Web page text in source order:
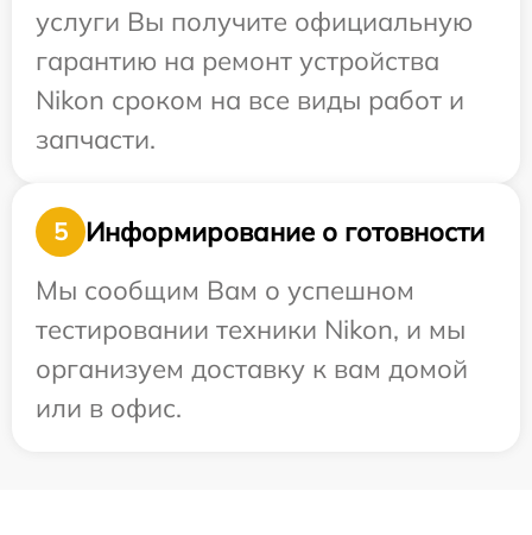
услуги Вы получите официальную
гарантию на ремонт устройства
Nikon сроком на все виды работ и
запчасти.
5
Информирование о готовности
Мы сообщим Вам о успешном
тестировании техники Nikon, и мы
организуем доставку к вам домой
или в офис.